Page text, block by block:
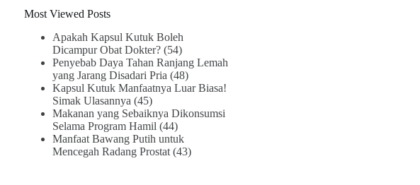
Most Viewed Posts
Apakah Kapsul Kutuk Boleh
Dicampur Obat Dokter? (54)
Penyebab Daya Tahan Ranjang Lemah
yang Jarang Disadari Pria (48)
Kapsul Kutuk Manfaatnya Luar Biasa!
Simak Ulasannya (45)
Makanan yang Sebaiknya Dikonsumsi
Selama Program Hamil (44)
Manfaat Bawang Putih untuk
Mencegah Radang Prostat (43)